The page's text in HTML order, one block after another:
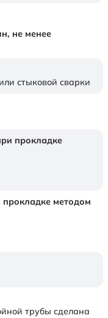
не менее
стыковой сварки
прокладке
методом
трубы сделана